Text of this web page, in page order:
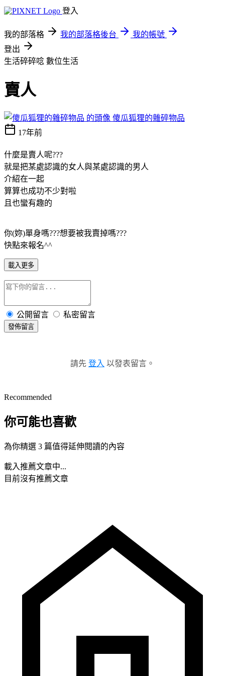
登入
我的部落格 我的部落格後台
我的帳號
登出
生活碎碎唸 數位生活
賣人
傻瓜狐狸的雜碎物品
17年前
什麼是賣人呢???
就是把某處認識的女人與某處認識的男人
介紹在一起
算算也成功不少對啦
且也蠻有趣的
你(妳)單身嗎???想要被我賣掉嗎???
快點來報名^^
載入更多
公開留言 私密留言
發佈留言
請先 登入 以發表留言。
Recommended
你可能也喜歡
為你精選 3 篇值得延伸閱讀的內容
載入推薦文章中...
目前沒有推薦文章